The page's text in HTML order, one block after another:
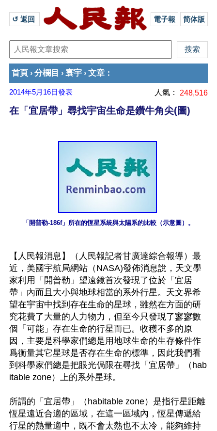
↺ 返回 電子報 简体版
首頁 › 分欄目 › 寰宇 › 文章 ：
2014年5月16日發表 人氣： 248,516
在「宜居帶」尋找宇宙生命是鑽牛角尖(圖)
「開普勒-186f」所在的恆星系統與太陽系的比較（示意圖）。
【人民報消息】（人民報記者甘廣達綜合報導）最
近，美國宇航局網站（NASA)發佈消息說，天文學
家利用「開普勒」望遠鏡首次發現了位於「宜居
帶」內而且大小與地球相當的系外行星。天文界希
望在宇宙中找到存在生命的星球，雖然在方面的研
究花費了大量的人力物力，但至今只發現了寥寥數
個「可能」存在生命的行星而已。收穫不多的原
因，主要是科學家們總是用地球生命的生存條件作
爲衡量其它星球是否存在生命的標準，因此我們看
到科學家們總是把眼光侷限在尋找「宜居帶」（hab
itable zone）上的系外星球。
所謂的「宜居帶」（habitable zone）是指行星距離
恆星遠近合適的區域，在這一區域內，恆星傳遞給
行星的熱量適中，既不會太熱也不太冷，能夠維持